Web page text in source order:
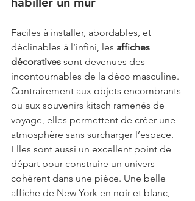
Faciles à installer, abordables, et
déclinables à l’infini, les affiches
décoratives sont devenues des
incontournables de la déco masculine.
Contrairement aux objets encombrants
ou aux souvenirs kitsch ramenés de
voyage, elles permettent de créer une
atmosphère sans surcharger l’espace.
Elles sont aussi un excellent point de
départ pour construire un univers
cohérent dans une pièce. Une belle
affiche de New York en noir et blanc,